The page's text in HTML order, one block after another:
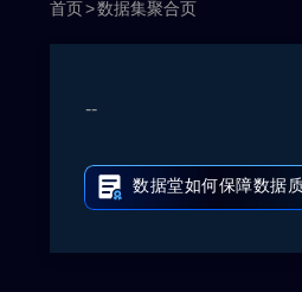
首页 数据集聚合页
--
数据堂如何保障数据